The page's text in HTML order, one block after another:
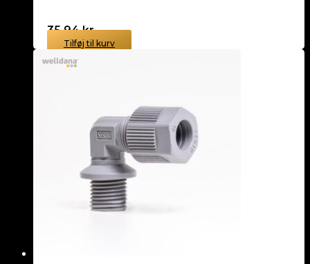
35,94kr.
Tilføj til kurv